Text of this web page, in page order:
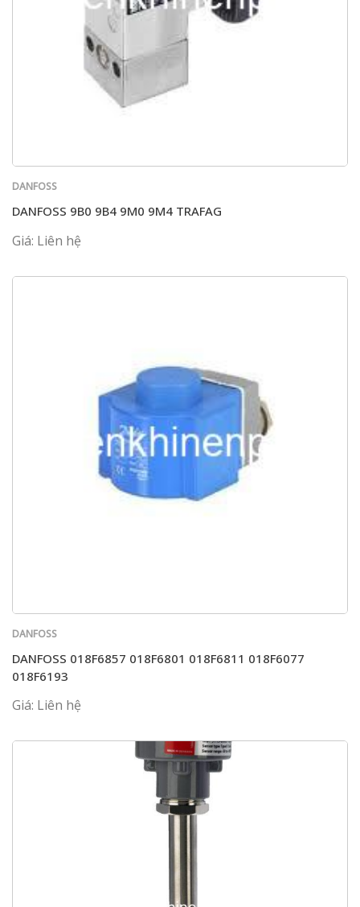
DANFOSS
DANFOSS 9B0 9B4 9M0 9M4 TRAFAG
Giá: Liên hệ
DANFOSS
DANFOSS 018F6857 018F6801 018F6811 018F6077
018F6193
Giá: Liên hệ